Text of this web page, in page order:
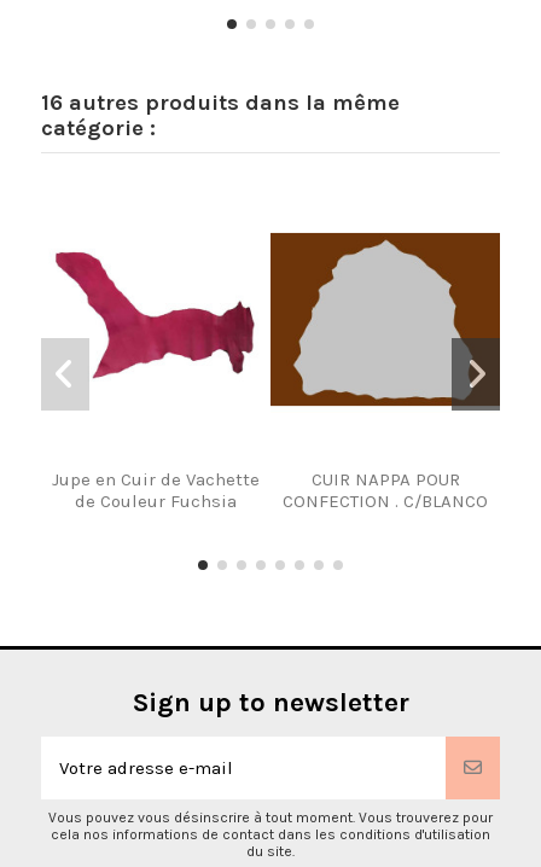
16 autres produits dans la même
catégorie :
Jupe en Cuir de Vachette
de Couleur Fuchsia
CUIR NAPPA POUR
CONFECTION . C/BLANCO
Sign up to newsletter
Vous pouvez vous désinscrire à tout moment. Vous trouverez pour
cela nos informations de contact dans les conditions d'utilisation
du site.